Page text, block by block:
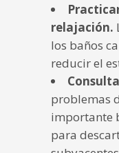
relajación.
los baños
reducir el
problemas
importante
para